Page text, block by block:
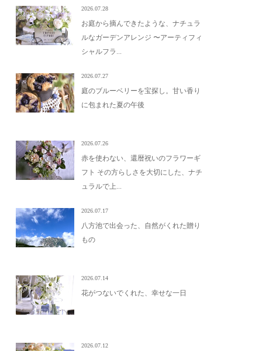
2026.07.28
お庭から摘んできたような、ナチュラ
ルなガーデンアレンジ 〜アーティフィ
シャルフラ...
2026.07.27
庭のブルーベリーを宝探し。甘い香り
に包まれた夏の午後
2026.07.26
赤を使わない、還暦祝いのフラワーギ
フト その方らしさを大切にした、ナチ
ュラルで上...
2026.07.17
八方池で出会った、自然がくれた贈り
もの
2026.07.14
花がつないでくれた、幸せな一日
2026.07.12